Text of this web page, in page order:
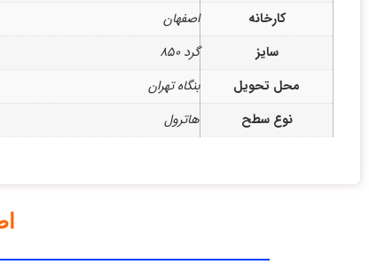
کارخانه
اصفهان
سایز
گرد 850
محل تحویل
بنگاه تهران
نوع سطح
هاترول